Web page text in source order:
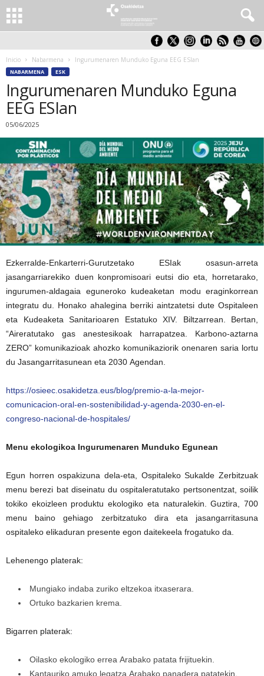
Inicio Nabarmena Ingurumenaren Munduko Eguna EEG ESIan
NABARMENA ESK
Ingurumenaren Munduko Eguna
EEG ESIan
05/06/2025
Ezkerralde-Enkarterri-Gurutzetako ESIak osasun-arreta
jasangarriarekiko duen konpromisoari eutsi dio eta, horretarako,
ingurumen-aldagaia eguneroko kudeaketan modu eraginkorrean
integratu du. Honako ahalegina berriki aintzatetsi dute Ospitaleen
eta Kudeaketa Sanitarioaren Estatuko XIV. Biltzarrean. Bertan,
“Aireratutako gas anestesikoak harrapatzea. Karbono-aztarna
ZERO” komunikazioak ahozko komunikaziorik onenaren saria lortu
du Jasangarritasunean eta 2030 Agendan.
https://osieec.osakidetza.eus/blog/premio-a-la-mejor-
comunicacion-oral-en-sostenibilidad-y-agenda-2030-en-el-
congreso-nacional-de-hospitales/
Menu ekologikoa Ingurumenaren Munduko Egunean
Egun horren ospakizuna dela-eta, Ospitaleko Sukalde Zerbitzuak
menu berezi bat diseinatu du ospitaleratutako pertsonentzat, soilik
tokiko ekoizleen produktu ekologiko eta naturalekin. Guztira, 700
menu baino gehiago zerbitzatuko dira eta jasangarritasuna
ospitaleko elikaduran presente egon daitekeela frogatuko da.
Lehenengo platerak:
Mungiako indaba zuriko eltzekoa itxaserara.
Ortuko bazkarien krema.
Bigarren platerak:
Oilasko ekologiko errea Arabako patata frijituekin.
Kantauriko amuko legatza Arabako panadera patatekin.